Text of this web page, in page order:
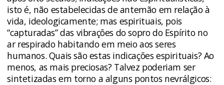
isto é, não estabelecidas de antemão em relação à
vida, ideologicamente; mas espirituais, pois
“capturadas” das vibrações do sopro do Espírito no
ar respirado habitando em meio aos seres
humanos. Quais são estas indicações espirituais? Ao
menos, as mais preciosas? Talvez poderiam ser
sintetizadas em torno a alguns pontos nevrálgicos: